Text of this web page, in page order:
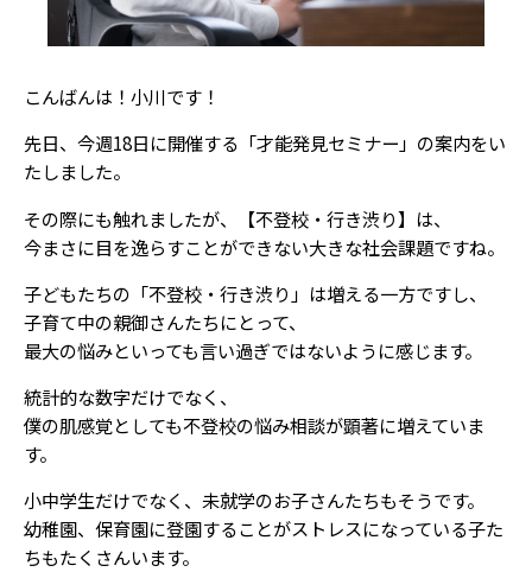
こんばんは！小川です！
先日、今週18日に開催する「才能発見セミナー」の案内をい
たしました。
その際にも触れましたが、【不登校・行き渋り】は、
今まさに目を逸らすことができない大きな社会課題ですね。
子どもたちの「不登校・行き渋り」は増える一方ですし、
子育て中の親御さんたちにとって、
最大の悩みといっても言い過ぎではないように感じます。
統計的な数字だけでなく、
僕の肌感覚としても不登校の悩み相談が顕著に増えていま
す。
小中学生だけでなく、未就学のお子さんたちもそうです。
幼稚園、保育園に登園することがストレスになっている子た
ちもたくさんいます。